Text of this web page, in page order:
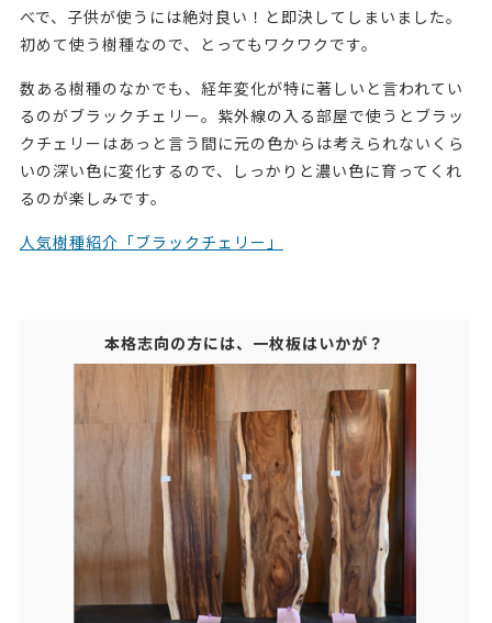
べで、子供が使うには絶対良い！と即決してしまいました。
初めて使う樹種なので、とってもワクワクです。
数ある樹種のなかでも、経年変化が特に著しいと言われてい
るのがブラックチェリー。紫外線の入る部屋で使うとブラッ
クチェリーはあっと言う間に元の色からは考えられないくら
いの深い色に変化するので、しっかりと濃い色に育ってくれ
るのが楽しみです。
人気樹種紹介「ブラックチェリー」
本格志向の方には、一枚板はいかが？